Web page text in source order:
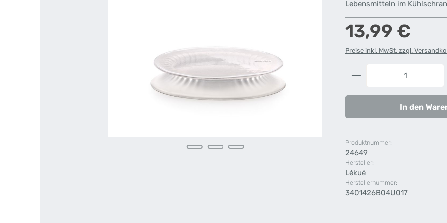
Lebensmitteln im
Regulärer Preis:
13,99 €
Preise inkl. MwSt. zzgl.
Produkt Anzahl:
In den
Produktnummer:
24649
Hersteller:
Lékué
Herstellernummer:
3401426B04U017